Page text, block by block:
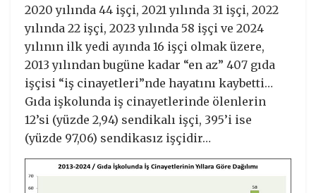
2020 yılında 44 işçi, 2021 yılında 31 işçi, 2022
yılında 22 işçi, 2023 yılında 58 işçi ve 2024
yılının ilk yedi ayında 16 işçi olmak üzere,
2013 yılından bugüne kadar “en az” 407 gıda
işçisi “iş cinayetleri”nde hayatını kaybetti…
Gıda işkolunda iş cinayetlerinde ölenlerin
12’si (yüzde 2,94) sendikalı işçi, 395’i ise
(yüzde 97,06) sendikasız işçidir…